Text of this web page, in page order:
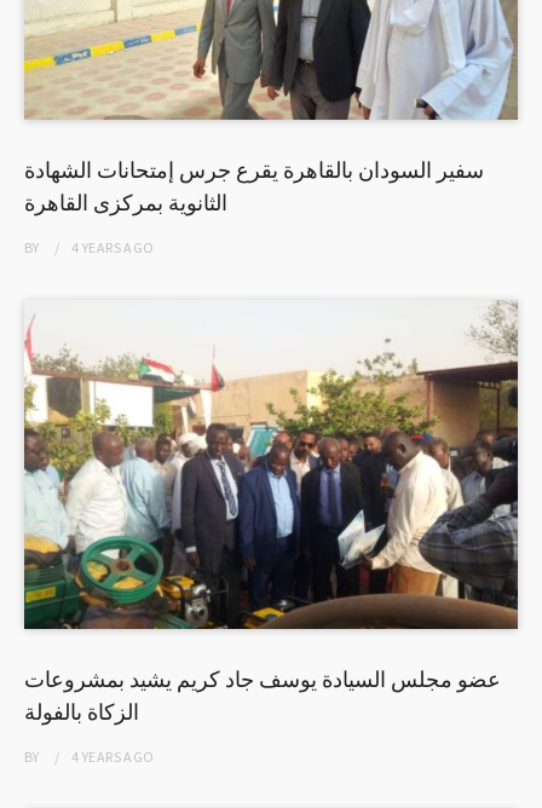
سفير السودان بالقاهرة يقرع جرس إمتحانات الشهادة
الثانوية بمركزى القاهرة
BY 4 YEARSAGO
عضو مجلس السيادة يوسف جاد كريم يشيد بمشروعات
الزكاة بالفولة
BY 4 YEARSAGO